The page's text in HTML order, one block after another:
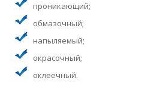
проникающий;
обмазочный;
напыляемый;
окрасочный;
оклеечный.